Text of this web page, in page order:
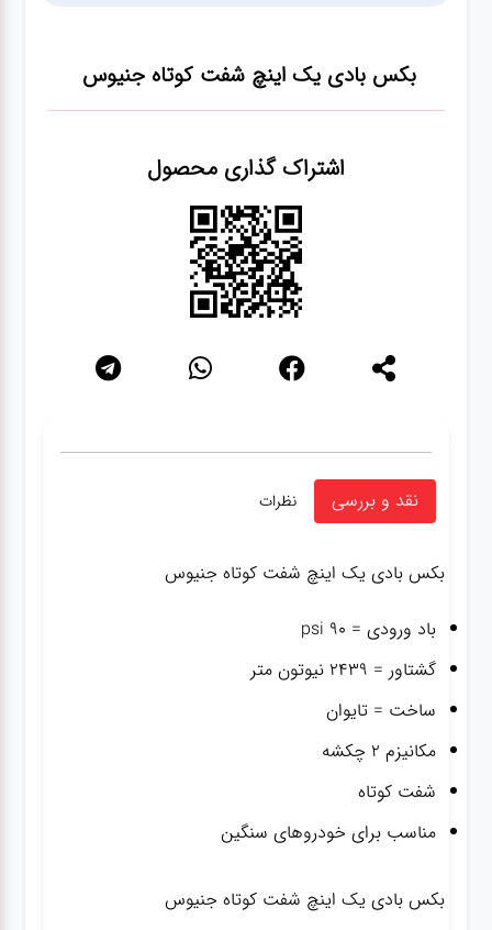
معاینه
فنی
بکس بادی یک اینچ شفت کوتاه جنیوس
اشتراک گذاری محصول
نقد و بررسی نظرات
بکس بادی یک اینچ شفت کوتاه جنیوس
باد ورودی = ۹۰ psi
گشتاور = ۲۴۳۹ نیوتون متر
ساخت = تایوان
مکانیزم ۲ چکشه
شفت کوتاه
مناسب برای خودروهای سنگین
بکس بادی یک اینچ شفت کوتاه جنیوس